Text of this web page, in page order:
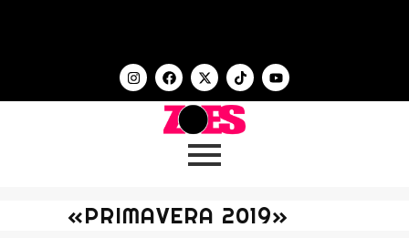
«PRIMAVERA 2019»